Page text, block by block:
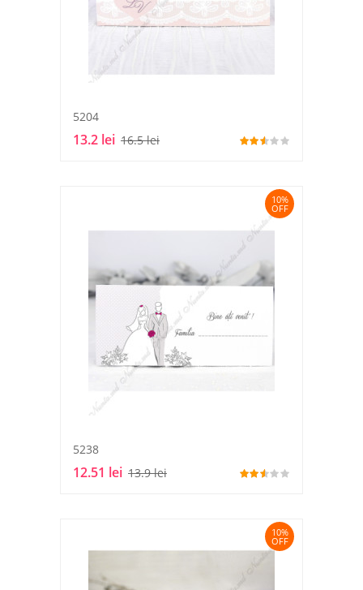
5204
13.2 lei 16.5 lei
10%
OFF
5238
12.51 lei 13.9 lei
10%
OFF